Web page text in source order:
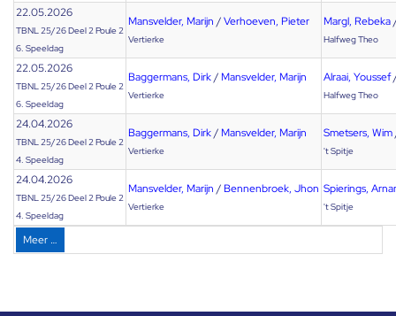
22.05.2026
TBNL 25/26 Deel 2 Poule 2
6. Speeldag
Mansvelder, Marijn /Verhoeven, Pieter
Vertierke
Margl, Rebeka
Halfweg Theo
22.05.2026
TBNL 25/26 Deel 2 Poule 2
6. Speeldag
Baggermans, Dirk/ Mansvelder, Marijn
Vertierke
Alraai, Youssef
Halfweg Theo
24.04.2026
TBNL 25/26 Deel 2 Poule 2
4. Speeldag
Baggermans, Dirk/ Mansvelder, Marijn
Vertierke
Smetsers, Wim
't Spitje
24.04.2026
TBNL 25/26 Deel 2 Poule 2
4. Speeldag
Mansvelder, Marijn / Bennenbroek, Jhon
Vertierke
Spierings,
't Spitje
Meer …